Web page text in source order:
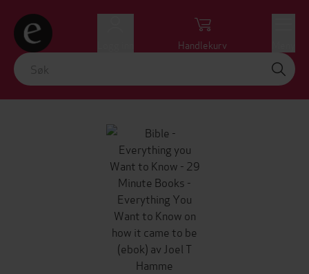
Handlekurv